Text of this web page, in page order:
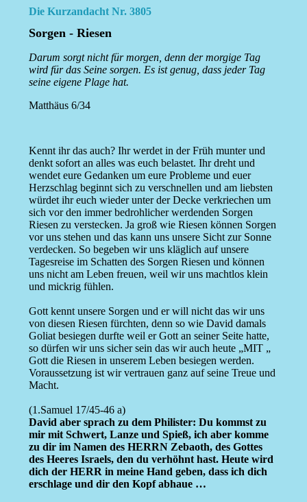
Die Kurzandacht Nr. 3805
Sorgen - Riesen
Darum sorgt nicht für morgen, denn der morgige Tag
wird für das Seine sorgen. Es ist genug, dass jeder Tag
seine eigene Plage hat.
Matthäus 6/34
Kennt ihr das auch? Ihr werdet in der Früh munter und
denkt sofort an alles was euch belastet. Ihr dreht und
wendet eure Gedanken um eure Probleme und euer
Herzschlag beginnt sich zu verschnellen und am liebsten
würdet ihr euch wieder unter der Decke verkriechen um
sich vor den immer bedrohlicher werdenden Sorgen
Riesen zu verstecken. Ja groß wie Riesen können Sorgen
vor uns stehen und das kann uns unsere Sicht zur Sonne
verdecken. So begeben wir uns kläglich auf unsere
Tagesreise im Schatten des Sorgen Riesen und können
uns nicht am Leben freuen, weil wir uns machtlos klein
und mickrig fühlen.
Gott kennt unsere Sorgen und er will nicht das wir uns
von diesen Riesen fürchten, denn so wie David damals
Goliat besiegen durfte weil er Gott an seiner Seite hatte,
so dürfen wir uns sicher sein das wir auch heute „MIT „
Gott die Riesen in unserem Leben besiegen werden.
Voraussetzung ist wir vertrauen ganz auf seine Treue und
Macht.
(1.Samuel 17/45-46 a)
David aber sprach zu dem Philister: Du kommst zu
mir mit Schwert, Lanze und Spieß, ich aber komme
zu dir im Namen des HERRN Zebaoth, des Gottes
des Heeres Israels, den du verhöhnt hast. Heute wird
dich der HERR in meine Hand geben, dass ich dich
erschlage und dir den Kopf abhaue …